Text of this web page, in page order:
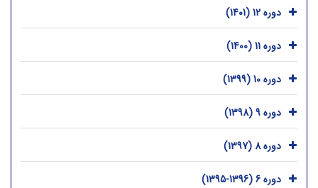
دوره 12 (1401)
دوره 11 (1400)
دوره 10 (1399)
دوره 9 (1398)
دوره 8 (1397)
دوره 6 (1396-1395)